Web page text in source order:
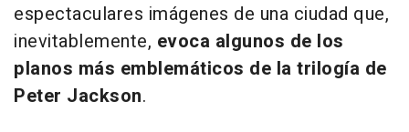
espectaculares imágenes de una ciudad que,
inevitablemente, evoca algunos de los
planos más emblemáticos de la trilogía de
Peter Jackson.